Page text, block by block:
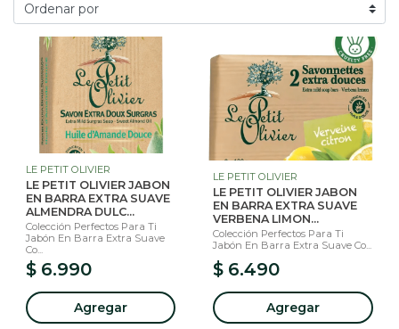
LE PETIT OLIVIER
LE PETIT OLIVIER JABON
EN BARRA EXTRA SUAVE
ALMENDRA DULC...
Colección Perfectos Para Ti
Jabón En Barra Extra Suave
Co...
$ 6.990
Agregar
LE PETIT OLIVIER
LE PETIT OLIVIER JABON
EN BARRA EXTRA SUAVE
VERBENA LIMON...
Colección Perfectos Para Ti
Jabón En Barra Extra Suave Co...
$ 6.490
Agregar